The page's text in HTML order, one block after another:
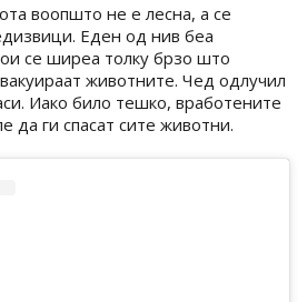
воопшто не е лесна, а се
Еден од нив беа
се ширеа толку брзо што
животните. Чед одлучил
Иако било тешко, вработените
да ги спасат сите животни.